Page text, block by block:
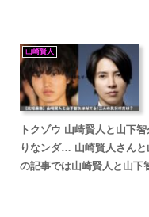
山崎賢人
トクゾウ 山崎賢人と山下
りなンダ… 山崎賢人さん
の記事では山崎賢人と山下